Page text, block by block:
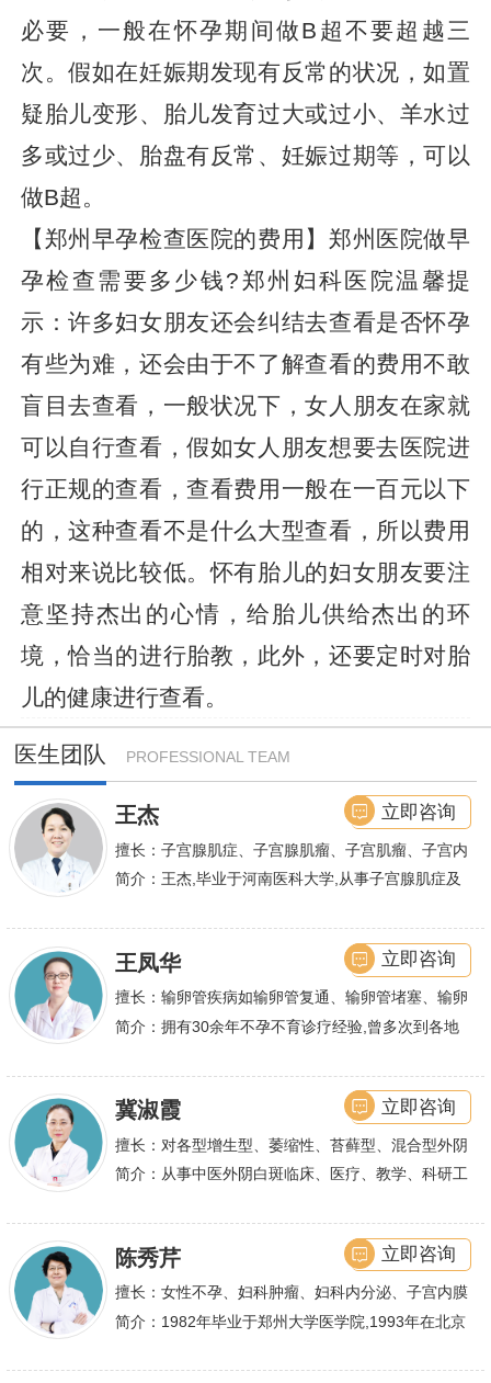
必要，一般在怀孕期间做B超不要超越三
次。假如在妊娠期发现有反常的状况，如置
疑胎儿变形、胎儿发育过大或过小、羊水过
多或过少、胎盘有反常、妊娠过期等，可以
做B超。
【郑州早孕检查医院的费用】郑州医院做早
孕检查需要多少钱?郑州妇科医院温馨提
示：许多妇女朋友还会纠结去查看是否怀孕
有些为难，还会由于不了解查看的费用不敢
盲目去查看，一般状况下，女人朋友在家就
可以自行查看，假如女人朋友想要去医院进
行正规的查看，查看费用一般在一百元以下
的，这种查看不是什么大型查看，所以费用
相对来说比较低。怀有胎儿的妇女朋友要注
意坚持杰出的心情，给胎儿供给杰出的环
境，恰当的进行胎教，此外，还要定时对胎
儿的健康进行查看。
医生团队 PROFESSIONAL TEAM
王杰
擅长：子宫腺肌症、子宫腺肌瘤、子宫肌瘤、子宫内
膜异位症等,长年致力于妇科微创手术及显微妇科手
卵管堵塞、输卵管复通、输卵管粘连等女性输卵管性
不孕及子宫性不孕、多囊卵巢等都有丰富诊疗经验
简介：王杰,毕业于河南医科大学,从事子宫腺肌症及
立即咨询
王凤华
擅长：输卵管疾病如输卵管复通、输卵管堵塞、输卵
管积水、输卵管粘连；盆腔粘连、宫腔粘连、多囊卵
简介：拥有30余年不孕不育诊疗经验,曾多次到各地
立即咨询
冀淑霞
擅长：对各型增生型、萎缩性、苔藓型、混合型外阴
白斑的诊治
简介：从事中医外阴白斑临床、医疗、教学、科研工
立即咨询
陈秀芹
擅长：女性不孕、妇科肿瘤、妇科内分泌、子宫内膜
异位症、多囊卵巢等疾病的诊治,宫腹腔镜手术,盆底
简介：1982年毕业于郑州大学医学院,1993年在北京
立即咨询